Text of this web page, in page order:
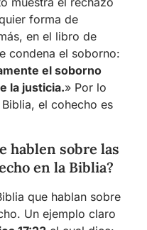
forma de
en el libro de
condena el soborno:
el soborno
la justicia.» Por lo
el cohecho es
hablen sobre las
en la Biblia?
que hablan sobre
Un ejemplo claro